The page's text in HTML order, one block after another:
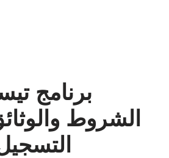
الشروط